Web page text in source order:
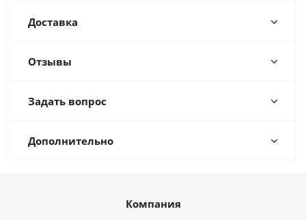
Доставка
Отзывы
Задать вопрос
Дополнительно
Компания